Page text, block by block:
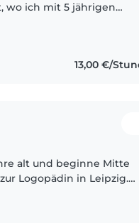
wo ich mit 5 jährigen
13,00 €/
alt und beginne Mitte
Logopädin in Leipzig.